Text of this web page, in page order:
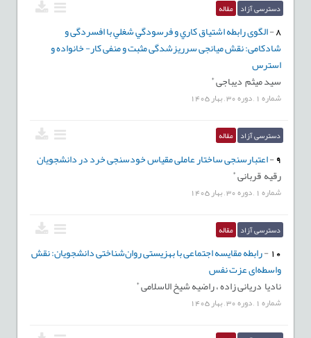
دسترسی آزاد مقاله
8
-الگوی رابطه اشتياق کاري و فرسودگي شغلي با افسردگی و
شادکامی: نقش میانجی سرریزشدگی مثبت و منفی کار- خانواده و
استرس
سید میثم دیباجی*
شماره1 دوره30
,بهار1405
دسترسی آزاد مقاله
9
-اعتبارسنجی ساختار عاملی مقیاس خودسنجی خرد در دانشجویان
رقیه قربانی
شماره1 دوره30
,بهار1405
دسترسی آزاد مقاله
10
-رابطه مقایسه اجتماعی با بهزیستی روان‌‌شناختی دانشجویان: نقش
واسطه‌‌‌‌ای عزت ‌‌نفس
نادیا دریانی زاده ،راضیه شیخ الاسلامی
شماره1 دوره30
,بهار1405